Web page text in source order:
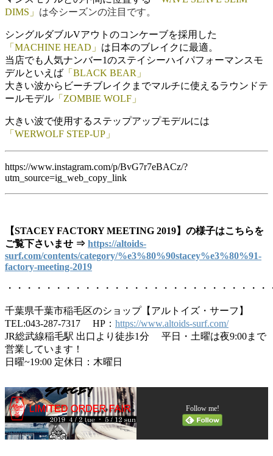
DIMS」 は今シーズンの注目です。
シングルダブルVアウトのコンケーブを採用した
「MACHINE HEAD」 は日本のブレイクに最適。
当店でも人気ナンバー1のステイシーハイパフォーマンスモ
デルといえば 「BLACK BEAR」
大きい波からビーチブレイクまでマルチに使えるラウンドテ
ールモデル 「ZOMBIE WOLF」
大きい波で使用するステップアップモデルには
「WERWOLF STEP-UP」
https://www.instagram.com/p/BvG7r7eBACz/?
utm_source=ig_web_copy_link
【STACEY FACTORY MEETING 2019】の様子はこちらを
ご覧下さいませ ⇒ https://altoids-
surf.com/contents/category/%e3%80%90stacey%e3%80%91-
factory-meeting-2019
・・・・・・・・・・・・・・・・・・・・・・・・・・
千葉県千葉市稲毛区のショップ【アルトイズ・サーフ】
TEL:043-287-7317 HP： https://www.altoids-surf.com/
JR総武線稲毛駅 出口より徒歩1分 平日・土曜は夜9:00まで
営業しています！
日曜~19:00 定休日：木曜日
Follow me!